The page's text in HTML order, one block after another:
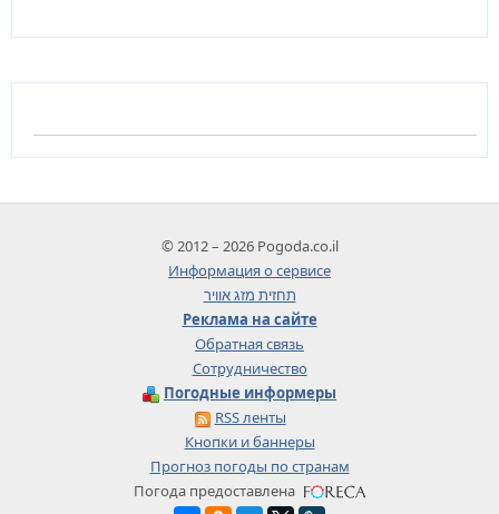
© 2012 – 2026 Pogoda.co.il
Информация о сервисе
תחזית מזג אוויר
Реклама на сайте
Обратная связь
Сотрудничество
Погодные информеры
RSS ленты
Кнопки и баннеры
Прогноз погоды по странам
Погода предоставлена